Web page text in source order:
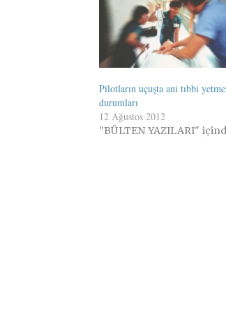
Pilotların uçuşta ani tıbbi
durumları
12 Ağustos 2012
"BÜLTEN YAZILARI"